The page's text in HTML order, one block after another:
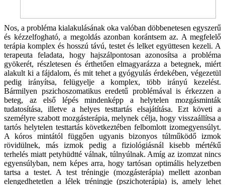
Nos, a probléma kialakulásának oka valóban döbbenetesen egyszerű
és kézzelfogható, a megoldás azonban korántsem az. A megfelelő
terápia komplex és hosszú távú, testet és lelket együttesen kezeli. A
terapeuta feladata, hogy hajszálpontosan azonosítsa a probléma
gyökerét, részletesen és érthetően elmagyarázza a betegnek, miért
alakult ki a fájdalom, és mit tehet a gyógyulás érdekében, végezetül
pedig irányítsa, felügyelje a komplex, több irányú kezelést.
Bármilyen pszichoszomatikus eredetű problémával is érkezzen a
beteg, az első lépés mindenképp a helytelen mozgásminták
tudatosítása, illetve a helyes testtartás elsajátítása. Ezt követi a
személyre szabott mozgásterápia, melynek célja, hogy visszaállítsa a
tartós helytelen testtartás következtében felbomlott izomegyensúlyt.
A kóros mintától függően ugyanis bizonyos túlműködő izmok
rövidülnek, más izmok pedig a fiziológiásnál kisebb mértékű
terhelés miatt petyhüdtté válnak, túlnyúlnak. Amíg az izomzat nincs
egyensúlyban, nem képes arra, hogy tartósan optimális helyzetben
tartsa a testet. A test tréningje (mozgásterápia) mellett azonban
elengedhetetlen a lélek tréningje (pszichoterápia) is, amely lehet